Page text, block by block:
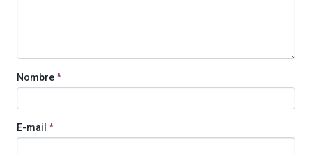
Nombre*
E-mail *